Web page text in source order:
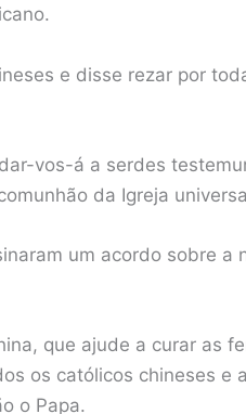
e disse rezar por
vos-á a serdes
da Igreja
um acordo sobre a
que ajude a curar as
os católicos chineses e
o Papa.